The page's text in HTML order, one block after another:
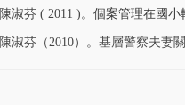
陳淑芬 ( 2011 )。 個案管理在國小
陳淑芬（2010）。基層警察夫妻